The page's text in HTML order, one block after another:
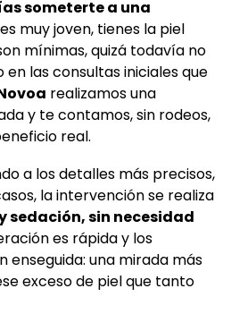
someterte a una
muy joven, tienes la piel
mínimas, quizá todavía no
en las consultas iniciales que
realizamos una
y te contamos, sin rodeos,
real.
a los detalles más precisos,
la intervención se realiza
sedación, sin necesidad
es rápida y los
enseguida: una mirada más
exceso de piel que tanto